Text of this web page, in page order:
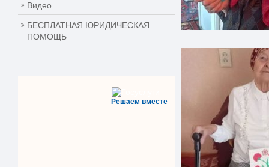
Видео
БЕСПЛАТНАЯ ЮРИДИЧЕСКАЯ
ПОМОЩЬ
Решаем вместе